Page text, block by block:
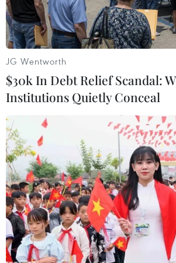
tế toàn cầu.
Vận chuyển container lên tàu tại một
Sơn Đông, miền đông Trung Quốc
Rạng sáng 9/10 (giờ Việt Nam),
mại Mỹ Katherine Tai đã có
JG Wentworth
$30k In Debt Relief Scandal:
Institutions Quietly Conceal